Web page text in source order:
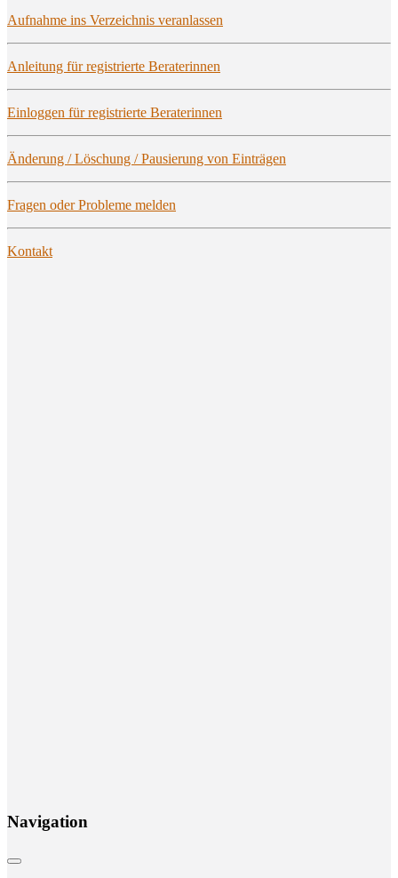
Auf­nah­me ins Ver­zeich­nis veranlassen
Anlei­tung für regis­trier­te Beraterinnen
Ein­log­gen für regis­trier­te Beraterinnen
Ände­rung / Löschung / Pau­sie­rung von Einträgen
Fra­gen oder Pro­ble­me melden
Kon­takt
Navi­ga­ti­on